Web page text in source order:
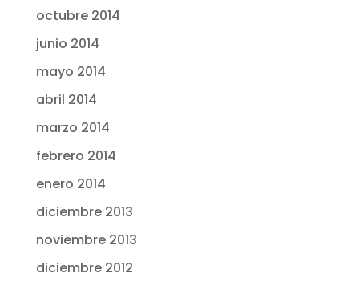
octubre 2014
junio 2014
mayo 2014
abril 2014
marzo 2014
febrero 2014
enero 2014
diciembre 2013
noviembre 2013
diciembre 2012